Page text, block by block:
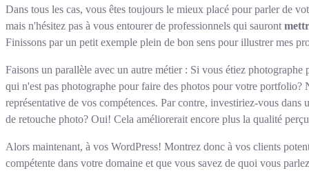
Dans tous les cas, vous êtes toujours le mieux placé pour parler de
mais n'hésitez pas à vous entourer de professionnels qui sauront
Finissons par un petit exemple plein de bon sens pour illustrer mes
Faisons un parallèle avec un autre métier : Si vous étiez
qui n'est pas photographe pour faire des photos pour votre portfolio?
représentative de vos compétences. Par contre, investiriez-vous
de retouche photo? Oui! Cela améliorerait encore plus la qualité
Alors maintenant, à vos WordPress! Montrez donc à vos clients
compétente dans votre domaine et que vous savez de quoi vous